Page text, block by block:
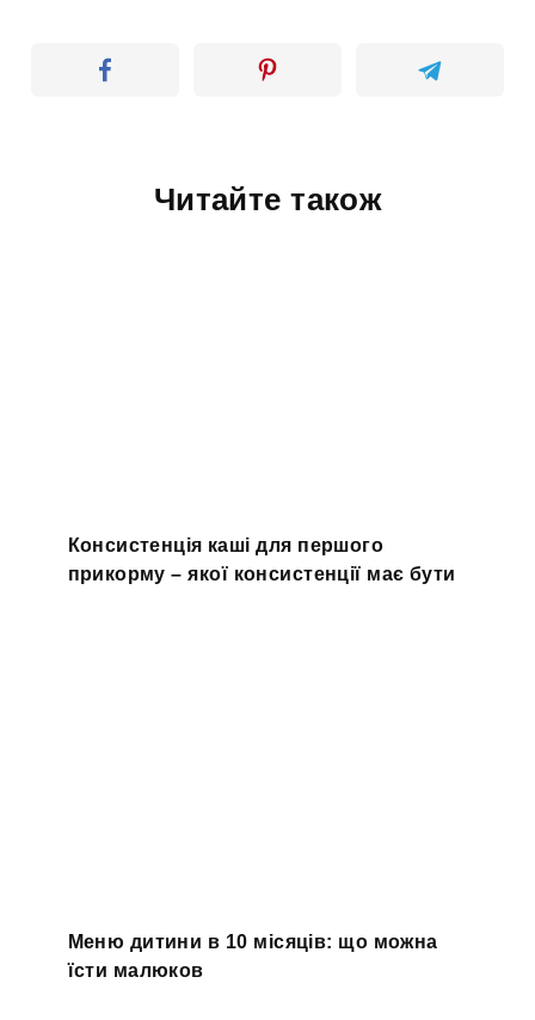
Читайте також
Консистенція каші для першого
прикорму – якої консистенції має бути
Меню дитини в 10 місяців: що можна
їсти малюков